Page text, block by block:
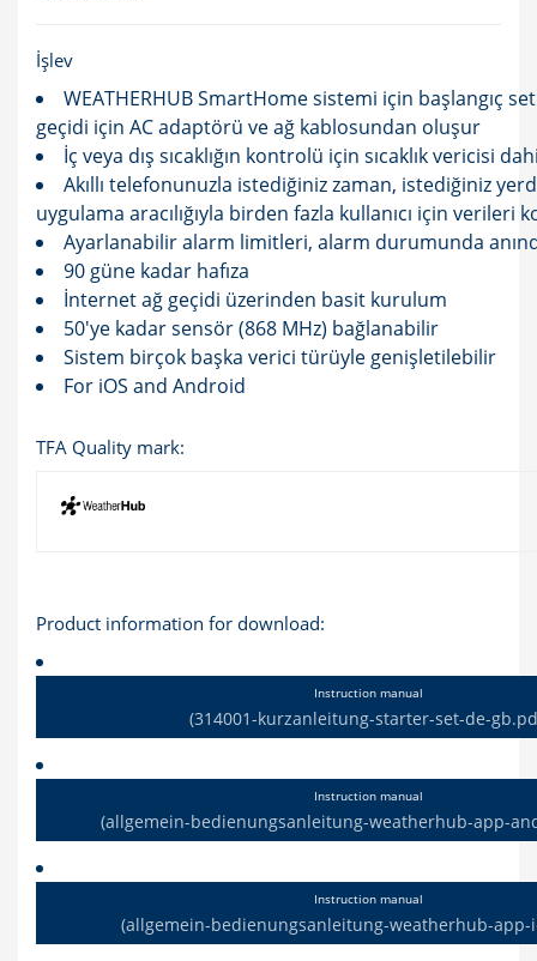
İşlev
WEATHERHUB SmartHome sistemi için başlangıç
geçidi için AC adaptörü ve ağ kablosundan oluşur
İç veya dış sıcaklığın kontrolü için sıcaklık vericisi
Akıllı telefonunuzla istediğiniz zaman, istediğiniz
uygulama aracılığıyla birden fazla kullanıcı için verileri
Ayarlanabilir alarm limitleri, alarm durumunda
90 güne kadar hafıza
İnternet ağ geçidi üzerinden basit kurulum
50'ye kadar sensör (868 MHz) bağlanabilir
Sistem birçok başka verici türüyle genişletilebilir
For iOS and Android
TFA Quality mark:
Product information for download:
Instruction manual
(314001-kurzanleitung-starter-set-de-
Instruction manual
(allgemein-bedienungsanleitung-weatherhub-app-
Instruction manual
(allgemein-bedienungsanleitung-weatherhub-app-